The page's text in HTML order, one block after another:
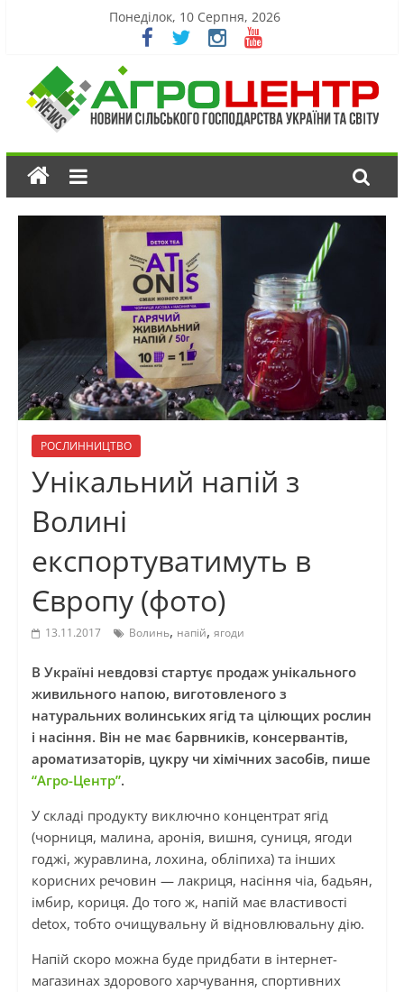
Понеділок, 10 Серпня, 2026
РОСЛИННИЦТВО
Унікальний напій з
Волині
експортуватимуть в
Європу (фото)
13.11.2017 Волинь, напій, ягоди
В Україні невдовзі стартує продаж унікального
живильного напою, виготовленого з
натуральних волинських ягід та цілющих рослин
і насіння. Він не має барвників, консервантів,
ароматизаторів, цукру чи хімічних засобів, пише
“Агро-Центр”.
У складі продукту виключно концентрат ягід
(чорниця, малина, аронія, вишня, суниця, ягоди
годжі, журавлина, лохина, обліпиха) та інших
корисних речовин — лакриця, насіння чіа, бадьян,
імбир, кориця. До того ж, напій має властивості
detox, тобто очищувальну й відновлювальну дію.
Напій скоро можна буде придбати в інтернет-
магазинах здорового харчування, спортивних